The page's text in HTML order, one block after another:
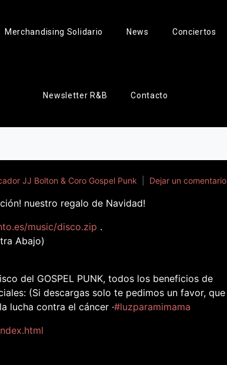
Merchandising Solidario News Conciertos
Newsletter R&B Contacto
JJ Bolton & Coro Gospel Punk Dejar un comentario
nuestro regalo de Navidad!
music/disco.zip .
Abajo)
del GOSPEL PUNK, todos los beneficios de
(Si descargas solo te pedimos un favor, que
lucha contra el cáncer ·#luzparamimama